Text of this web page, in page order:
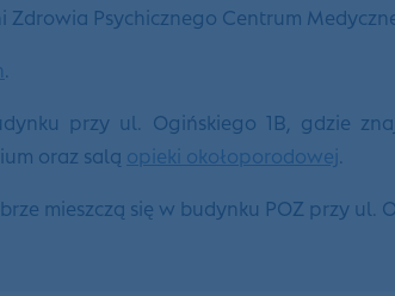
Zdrowia Psychicznego Centrum
.
przy ul. Ogińskiego 1B, gdzie
oraz salą opieki okołoporodowej.
mieszczą się w budynku POZ przy ul.